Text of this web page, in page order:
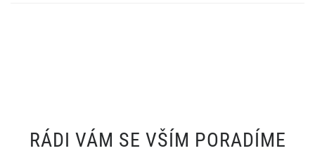
RÁDI VÁM SE VŠÍM PORADÍME